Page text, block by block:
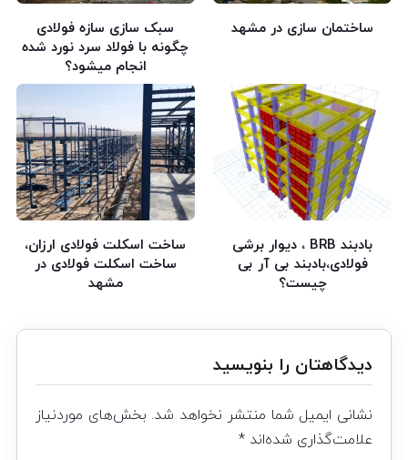
ساختمان سازی در مشهد
سبک سازی سازه فولادی
چگونه با فولاد سرد نورد شده
انجام میشود؟
بادبند BRB ، دیوار برشی
فولادی،بادبند بی آر بی
چیست؟
ساخت اسکلت فولادی ارزان،
ساخت اسکلت فولادی در
مشهد
دیدگاهتان را بنویسید
نشانی ایمیل شما منتشر نخواهد شد. بخش‌های موردنیاز
علامت‌گذاری شده‌اند *